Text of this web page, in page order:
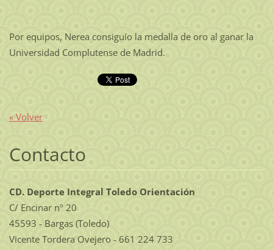
Por equipos, Nerea consiguío la medalla de oro al ganar la
Universidad Complutense de Madrid.
« Volver
Contacto
CD. Deporte Integral Toledo Orientación
C/ Encinar nº 20
45593 - Bargas (Toledo)
Vicente Tordera Ovejero - 661 224 733